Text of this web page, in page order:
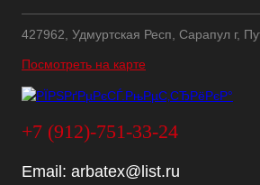
427962, Удмуртская Респ, Сарапул г,
Посмотреть на карте
+7 (912)-751-33-24
Email: arbatex@list.ru